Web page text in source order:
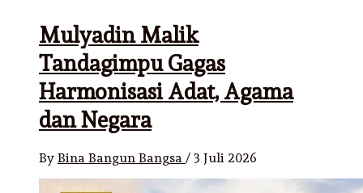
Mulyadin Malik
Tandagimpu Gagas
Harmonisasi Adat, Agama
dan Negara
By Bina Bangun Bangsa / 3 Juli 2026